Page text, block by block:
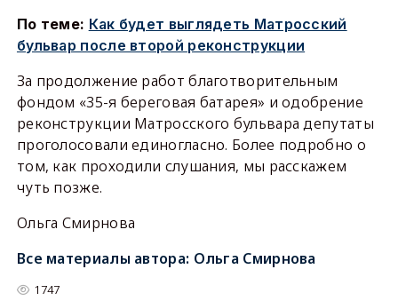
По теме: Как будет выглядеть Матросский
бульвар после второй реконструкции
За продолжение работ благотворительным
фондом «35-я береговая батарея» и одобрение
реконструкции Матросского бульвара депутаты
проголосовали единогласно. Более подробно о
том, как проходили слушания, мы расскажем
чуть позже.
Ольга Смирнова
Все материалы автора: Ольга Смирнова
1747